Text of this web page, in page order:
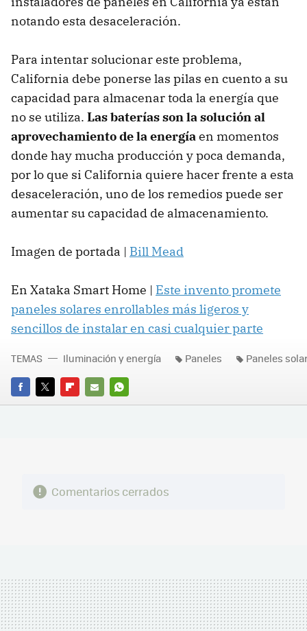
notando esta desaceleración.
Para intentar solucionar este problema,
California debe ponerse las pilas en cuento a su
capacidad para almacenar toda la energía que
no se utiliza. Las baterías son la solución al
aprovechamiento de la energíaen momentos
donde hay mucha producción y poca demanda,
por lo que si California quiere hacer frente a esta
desaceleración, uno de los remedios puede ser
aumentar su capacidad de almacenamiento.
Imagen de portada | Bill Mead
En Xataka Smart Home | Este invento promete
paneles solares enrollables más ligeros y
sencillos de instalar en casi cualquier parte
FACEBOOK
TWITTERFLIPBOARD
E-
WHATSAPP
TEMAS Iluminación y energía Paneles Paneles
Comentarios cerrados